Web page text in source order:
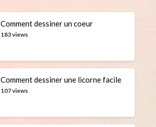
Comment dessiner un coeur
183 views
Comment dessiner une licorne facile
107 views